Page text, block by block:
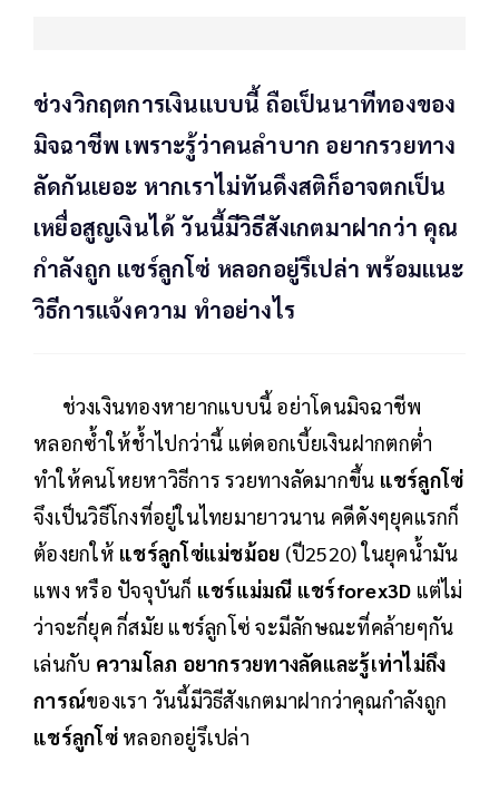
ช่วงวิกฤตการเงินแบบนี้ ถือเป็นนาทีทองของ
มิจฉาชีพ เพราะรู้ว่าคนลำบาก อยากรวยทาง
ลัดกันเยอะ หากเราไม่ทันดึงสติก็อาจตกเป็น
เหยื่อสูญเงินได้ วันนี้มีวิธีสังเกตมาฝากว่า คุณ
กำลังถูก แชร์ลูกโซ่ หลอกอยู่รึเปล่า พร้อมแนะ
วิธีการแจ้งความ ทำอย่างไร
ช่วงเงินทองหายากแบบนี้ อย่าโดนมิจฉาชีพ
หลอกซ้ำให้ช้ำไปกว่านี้ แต่ดอกเบี้ยเงินฝากตกต่ำ
ทำให้คนโหยหาวิธีการ รวยทางลัดมากขึ้น แชร์ลูกโซ่
จึงเป็นวิธีโกงที่อยู่ในไทยมายาวนาน คดีดังๆยุคแรกก็
ต้องยกให้ แชร์ลูกโซ่แม่ชม้อย (ปี2520) ในยุคน้ำมัน
แพง หรือ ปัจจุบันก็ แชร์แม่มณี แชร์forex3D แต่ไม่
ว่าจะกี่ยุค กี่สมัย แชร์ลูกโซ่ จะมีลักษณะที่คล้ายๆกัน
เล่นกับ ความโลภ อยากรวยทางลัดและรู้เท่าไม่ถึง
การณ์ของเรา วันนี้มีวิธีสังเกตมาฝากว่าคุณกำลังถูก
แชร์ลูกโซ่ หลอกอยู่รึเปล่า